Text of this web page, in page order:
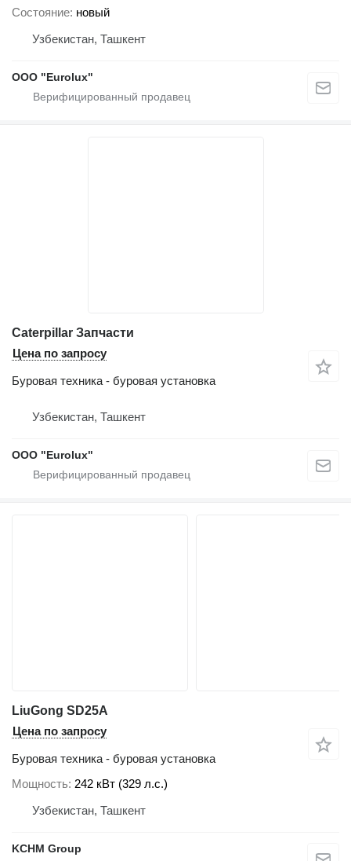
Состояние новый
Узбекистан, Ташкент
ООО "Eurolux"
Caterpillar Запчасти
Цена по запросу
Буровая техника - буровая установка
Узбекистан, Ташкент
ООО "Eurolux"
LiuGong SD25A
Цена по запросу
Буровая техника - буровая установка
Мощность 242 кВт (329 л.с.)
Узбекистан, Ташкент
KCHM Group